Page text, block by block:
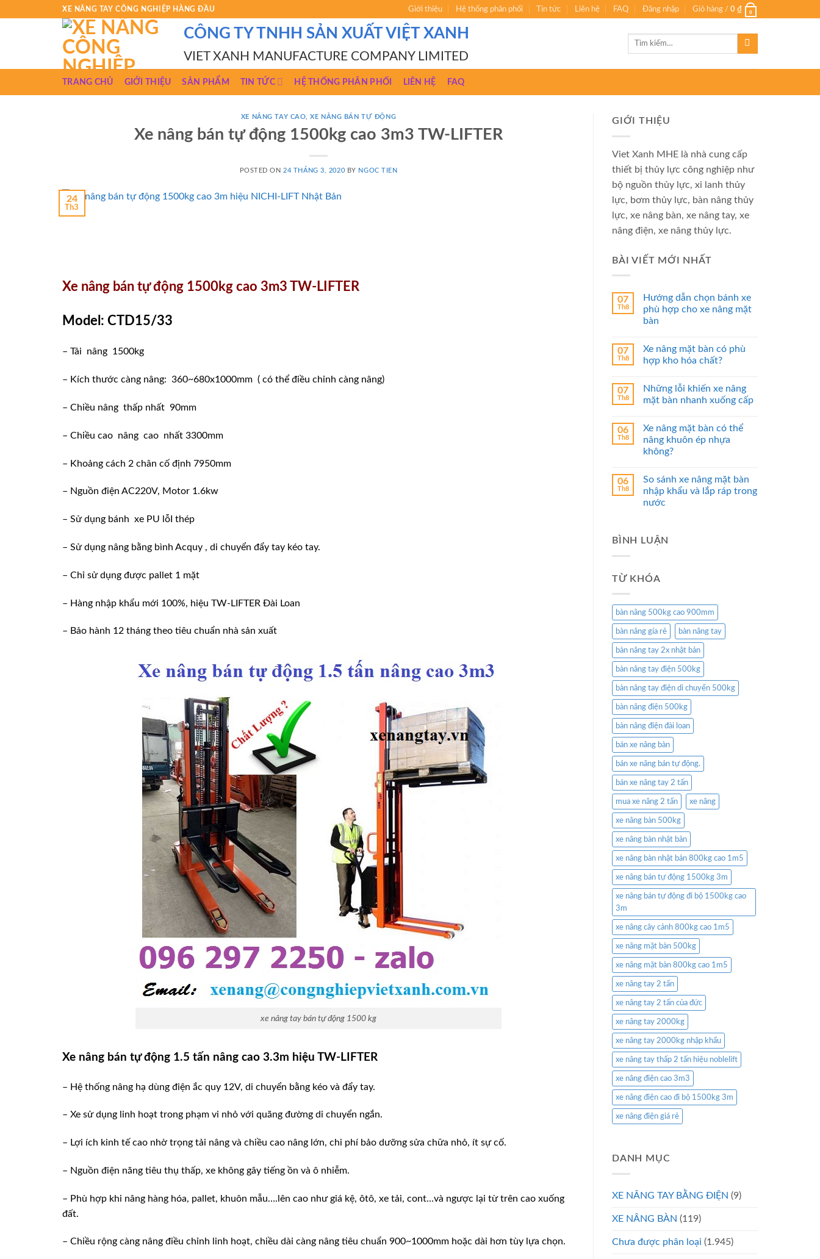
XE NÂNG TAY CÔNG NGHIỆP HÀNG ĐẦU Giới thiệu Hệ thống phân phối Tin tức Liên hệ FAQ Đăng nhập Giỏ hàng / 0 ₫ 0
CÔNG TY TNHH SẢN XUẤT VIỆT XANH
VIET XANH MANUFACTURE COMPANY LIMITED
Tìm
TRANG CHỦ GIỚI THIỆU SẢN PHẨM TIN TỨC HỆ THỐNG PHÂN PHỐI LIÊN HỆ FAQ
XE NÂNG TAY CAO ,XE NÂNG BÁN TỰ ĐỘNG
Xe nâng bán tự động 1500kg cao 3m3 TW-LIFTER
POSTED ON 24 THÁNG 3, 2020 BY NGOC TIEN
24
Th3
Xe nâng bán tự động 1500kg cao 3m3 TW-LIFTER
Model: CTD15/33
– Tải nâng 1500kg
– Kích thước càng nâng: 360~680x1000mm ( có thể điều chỉnh càng nâng)
– Chiều nâng thấp nhất 90mm
– Chiều cao nâng cao nhất 3300mm
– Khoảng cách 2 chân cố định 7950mm
– Nguồn điện AC220V, Motor 1.6kw
– Sử dụng bánh xe PU lỗI thép
– Sử dụng nâng bằng bình Acquy , di chuyển đẩy tay kéo tay.
– Chỉ sử dụng được pallet 1 mặt
– Hàng nhập khẩu mới 100%, hiệu TW-LIFTER Đài Loan
– Bảo hành 12 tháng theo tiêu chuẩn nhà sản xuất
xe nâng tay bán tự động 1500 kg
Xe nâng bán tự động 1.5 tấn nâng cao 3.3m hiệu TW-LIFTER
– Hệ thống nâng hạ dùng điện ắc quy 12V, di chuyển bằng kéo và đẩy tay.
– Xe sử dụng linh hoạt trong phạm vi nhỏ với quãng đường di chuyển ngắn.
– Lợi ích kinh tế cao nhờ trọng tải nâng và chiều cao nâng lớn, chi phí bảo dưỡng sửa chữa nhỏ, ít sự cố.
– Nguồn điện năng tiêu thụ thấp, xe không gây tiếng ồn và ô nhiễm.
– Phù hợp khi nâng hàng hóa, pallet, khuôn mẫu….lên cao như giá kệ, ôtô, xe tải, cont…và ngược lại từ trên cao xuống
đất.
– Chiều rộng càng nâng điều chỉnh linh hoạt, chiều dài càng nâng tiêu chuẩn 900~1000mm hoặc dài hơn tùy lựa chọn.
GIỚI THIỆU
Viet Xanh MHE là nhà cung cấp
thiết bị thủy lực công nghiệp như
bộ nguồn thủy lực, xi lanh thủy
lực, bơm thủy lực, bàn nâng thủy
lực, xe nâng bàn, xe nâng tay, xe
nâng điện, xe nâng thủy lực.
BÀI VIẾT MỚI NHẤT
07
Th8
Hướng dẫn chọn bánh xe
phù hợp cho xe nâng mặt
bàn
07
Th8
Xe nâng mặt bàn có phù
hợp kho hóa chất?
07
Th8
Những lỗi khiến xe nâng
mặt bàn nhanh xuống cấp
06
Th8
Xe nâng mặt bàn có thể
nâng khuôn ép nhựa
không?
06
Th8
So sánh xe nâng mặt bàn
nhập khẩu và lắp ráp trong
nước
BÌNH LUẬN
TỪ KHÓA
bàn nâng 500kg cao 900mm
bàn nâng gía rẻ bàn nâng tay
bàn nâng tay 2x nhật bản
bàn nâng tay điện 500kg
bàn nâng tay điện di chuyển 500kg
bàn nâng điện 500kg
bàn nâng điện đài loan
bán xe nâng bàn
bán xe nâng bán tự động.
bán xe nâng tay 2 tấn
mua xe nâng 2 tấn xe nâng
xe nâng bàn 500kg
xe nâng bàn nhật bản
xe nâng bàn nhật bản 800kg cao 1m5
xe nâng bán tự động 1500kg 3m
xe nâng bán tự động đi bộ 1500kg cao
3m
xe nâng cây cảnh 800kg cao 1m5
xe nâng mặt bàn 500kg
xe nâng mặt bàn 800kg cao 1m5
xe nâng tay 2 tấn
xe nâng tay 2 tấn của đức
xe nâng tay 2000kg
xe nâng tay 2000kg nhập khẩu
xe nâng tay thấp 2 tấn hiệu noblelift
xe nâng điện cao 3m3
xe nâng điện cao đi bộ 1500kg 3m
xe nâng điện giá rẻ
DANH MỤC
XE NÂNG TAY BẰNG ĐIỆN (9)
XE NÂNG BÀN (119)
Chưa được phân loại (1.945)